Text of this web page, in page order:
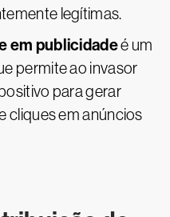
legítimas.
em publicidadeé um
permite ao invasor
para gerar
cliques em anúncios